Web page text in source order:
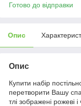
Готово до відправки
Опис
Опис
Купити набір
перетворити Вашу
тлі зображені рожеві і